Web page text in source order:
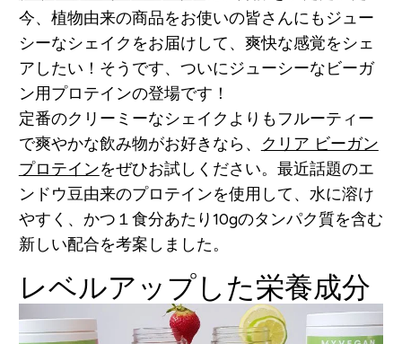
今、植物由来の商品をお使いの皆さんにもジュー
シーなシェイクをお届けして、爽快な感覚をシェ
アしたい！そうです、ついにジューシーなビーガ
ン用プロテインの登場です！
定番のクリーミーなシェイクよりもフルーティー
で爽やかな飲み物がお好きなら、
クリア ビーガン
プロテインをぜひお試しください。最近話題のエ
ンドウ豆由来のプロテインを使用して、水に溶け
やすく、かつ１食分あたり10gのタンパク質を含む
新しい配合を考案しました。
レベルアップした栄養成分